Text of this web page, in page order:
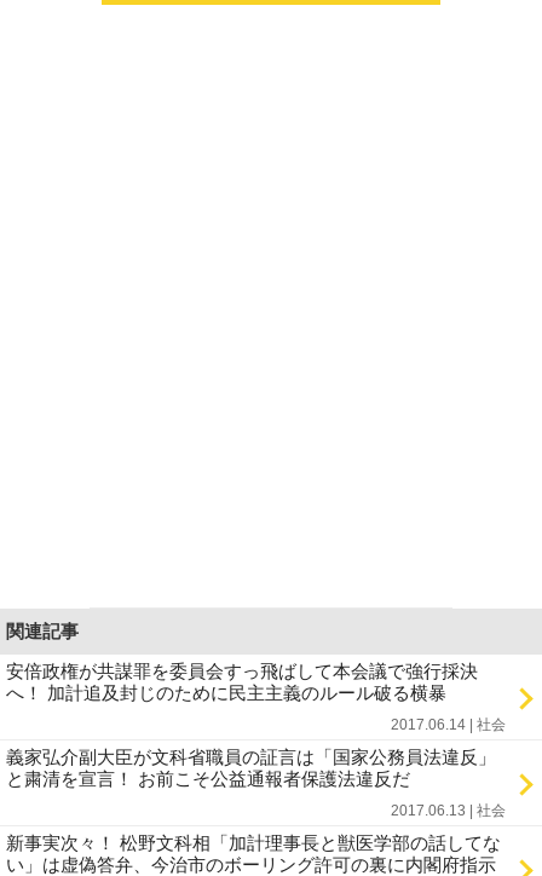
関連記事
安倍政権が共謀罪を委員会すっ飛ばして本会議で強行採決
へ！ 加計追及封じのために民主主義のルール破る横暴
2017.06.14 | 社会
義家弘介副大臣が文科省職員の証言は「国家公務員法違反」
と粛清を宣言！ お前こそ公益通報者保護法違反だ
2017.06.13 | 社会
新事実次々！ 松野文科相「加計理事長と獣医学部の話してな
い」は虚偽答弁、今治市のボーリング許可の裏に内閣府指示